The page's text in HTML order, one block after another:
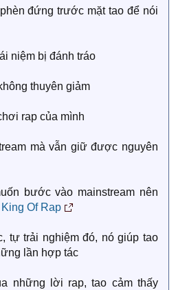
đứng trước mặt tao để nói
niệm bị đánh tráo
thuyên giảm
rap của mình
mà vẫn giữ được nguyên
bước vào mainstream nên
King Of Rap
tự trải nghiệm đó, nó giúp tao
lần hợp tác
những lời rap, tao cảm thấy